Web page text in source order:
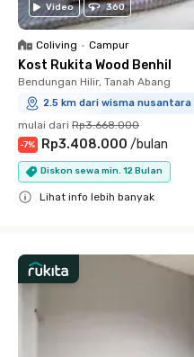
Video 360
Coliving • Campur
Kost Rukita Wood Benhil
Bendungan Hilir, Tanah Abang
2.5 km dari wisma nusantara
mulai dari Rp3.668.000
-7% Rp3.408.000 /bulan
Diskon sewa min. 12 Bulan
Lihat info lebih banyak